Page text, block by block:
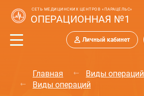
СЕТЬ МЕДИЦИНСКИХ ЦЕНТРОВ «ПАРАЦЕЛЬС»
ОПЕРАЦИОННАЯ №1
Личный кабинет
Главная
Виды операций
Виды операций